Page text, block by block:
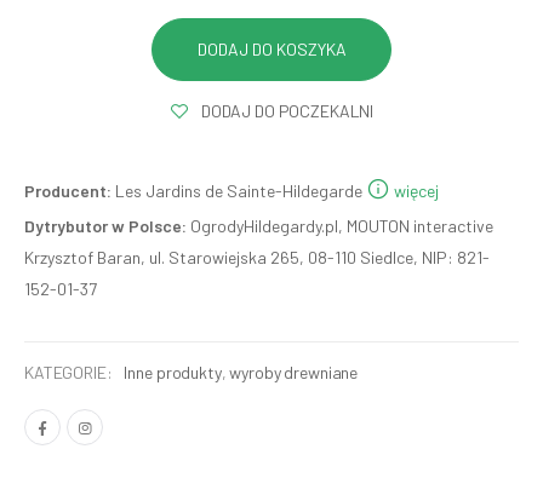
DODAJ DO POCZEKALNI
Producent: Les Jardins de Sainte-Hildegarde
więcej
Dytrybutor w Polsce: OgrodyHildegardy.pl, MOUTON interactive
Krzysztof Baran, ul. Starowiejska 265, 08-110 Siedlce, NIP: 821-
152-01-37
KATEGORIE: Inne produkty,wyroby drewniane